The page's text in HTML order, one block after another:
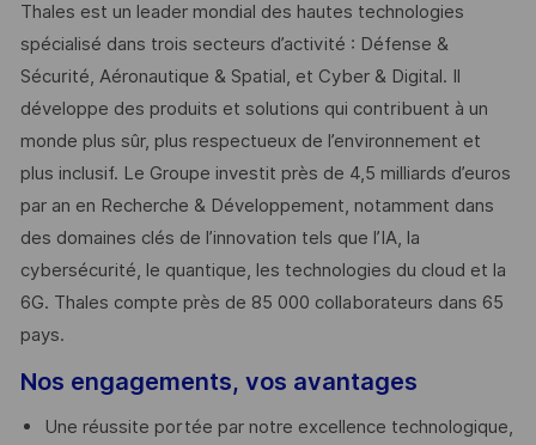
Thales est un leader mondial des hautes technologies
spécialisé dans trois secteurs d’activité : Défense &
Sécurité, Aéronautique & Spatial, et Cyber & Digital. Il
développe des produits et solutions qui contribuent à un
monde plus sûr, plus respectueux de l’environnement et
plus inclusif. Le Groupe investit près de 4,5 milliards d’euros
par an en Recherche & Développement, notamment dans
des domaines clés de l’innovation tels que l’IA, la
cybersécurité, le quantique, les technologies du cloud et la
6G. Thales compte près de 85 000 collaborateurs dans 65
pays. ​
Nos engagements, vos avantages
Une réussite portée par notre excellence technologique,